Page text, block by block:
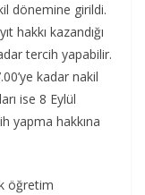
dönemine girildi.
hakkı kazandığı
tercih yapabilir.
kadar nakil
ise 8 Eylül
yapma hakkına
öğretim